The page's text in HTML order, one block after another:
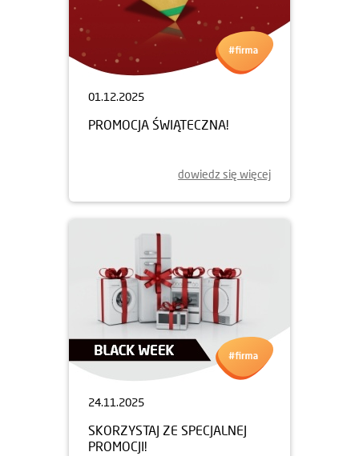
01.12.2025
PROMOCJA ŚWIĄTECZNA!
dowiedz się więcej
24.11.2025
SKORZYSTAJ ZE SPECJALNEJ
PROMOCJI!